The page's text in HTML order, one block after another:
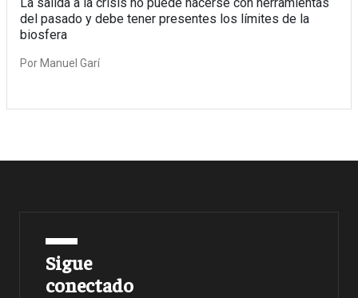
del pasado y debe tener presentes los límites de la
biosfera
Por Manuel Garí
Sigue
conectado